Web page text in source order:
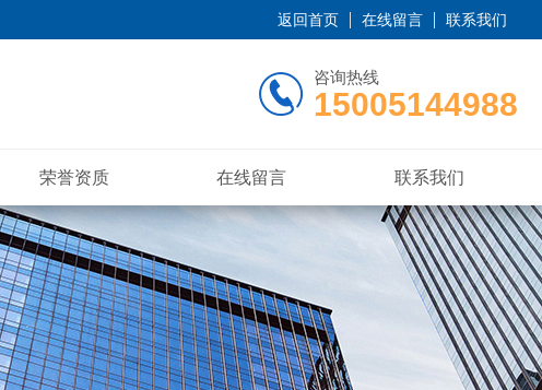
返回首页 在线留言 联系我们
咨询热线
15005144988
荣誉资质 在线留言 联系我们